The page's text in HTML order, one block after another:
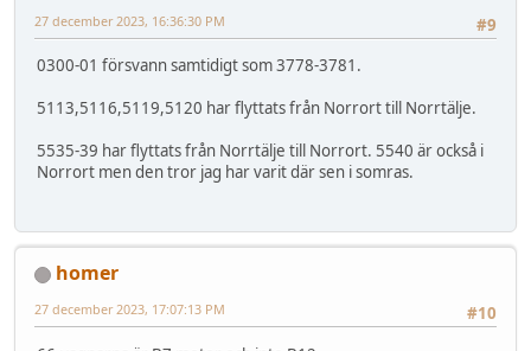
#9
27 december 2023, 16:36:30 PM
0300-01 försvann samtidigt som 3778-3781.
5113,5116,5119,5120 har flyttats från Norrort till Norrtälje.
5535-39 har flyttats från Norrtälje till Norrort. 5540 är också i
Norrort men den tror jag har varit där sen i somras.
homer
#10
27 december 2023, 17:07:13 PM